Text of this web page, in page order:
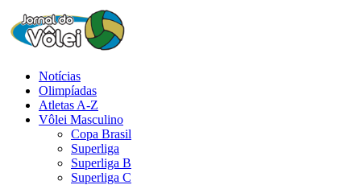
Notícias
Olimpíadas
Atletas A-Z
Vôlei Masculino
Copa Brasil
Superliga
Superliga B
Superliga C